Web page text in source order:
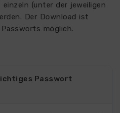
einzeln (unter der jeweiligen
Der Download ist
möglich.
Passwort